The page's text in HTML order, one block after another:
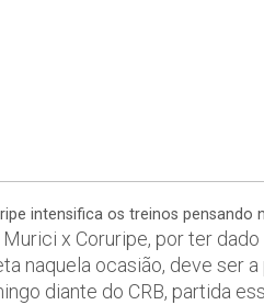
intensifica os treinos pensando
x Coruripe, por ter
naquela ocasião, deve ser
diante do CRB, partida